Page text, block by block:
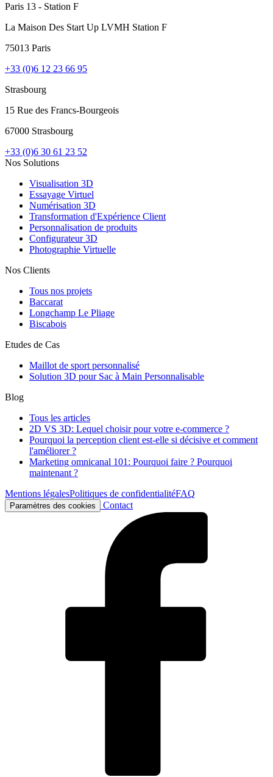
Paris 13 - Station F
La Maison Des Start Up LVMH Station F
75013 Paris
+33 (0)6 12 23 66 95
Strasbourg
15 Rue des Francs-Bourgeois
67000 Strasbourg
+33 (0)6 30 61 23 52
Nos Solutions
Visualisation 3D
Essayage Virtuel
Numérisation 3D
Transformation d'Expérience Client
Personnalisation de produits
Configurateur 3D
Photographie Virtuelle
Nos Clients
Tous nos projets
Baccarat
Longchamp Le Pliage
Biscabois
Etudes de Cas
Maillot de sport personnalisé
Solution 3D pour Sac à Main Personnalisable
Blog
Tous les articles
2D VS 3D: Lequel choisir pour votre e-commerce ?
Pourquoi la perception client est-elle si décisive et comment
l'améliorer ?
Marketing omnicanal 101: Pourquoi faire ? Pourquoi
maintenant ?
Mentions légalesPolitiques de confidentialitéFAQ
Paramètres des cookies Contact